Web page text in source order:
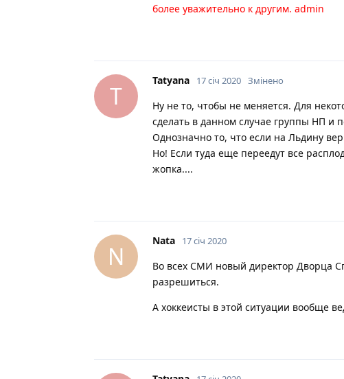
более уважительно к другим. admin
T
Tatyana 17 січ 2020 Змінено
Ну не то, чтобы не меняется. Для
сделать в данном случае группы НП и
Однозначно то, что если на Льдину
Но! Если туда еще переедут все
жопка....
N
Nata 17 січ 2020
Во всех СМИ новый директор Дворца
разрешиться.
А хоккеисты в этой ситуации вообще